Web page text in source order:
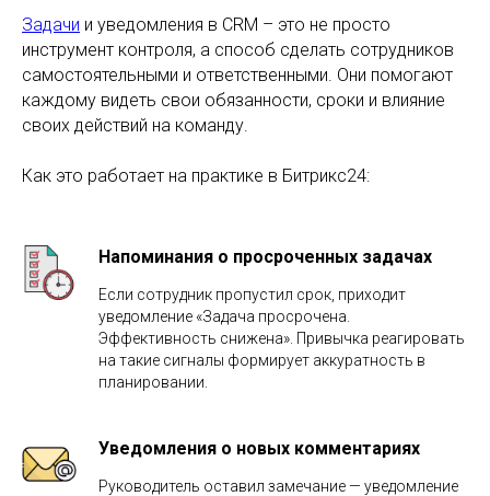
Задачи и уведомления в CRM – это не просто
инструмент контроля, а способ сделать сотрудников
самостоятельными и ответственными. Они помогают
каждому видеть свои обязанности, сроки и влияние
своих действий на команду.
Как это работает на практике в Битрикс24:
Напоминания о просроченных задачах
Если сотрудник пропустил срок, приходит
уведомление «Задача просрочена.
Эффективность снижена». Привычка реагировать
на такие сигналы формирует аккуратность в
планировании.
Уведомления о новых комментариях
Руководитель оставил замечание — уведомление